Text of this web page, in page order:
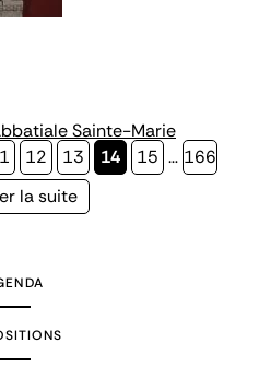
Sainte-Marie
Page
12 Page
13
Page
14 Page
15 … Page
166
la suite